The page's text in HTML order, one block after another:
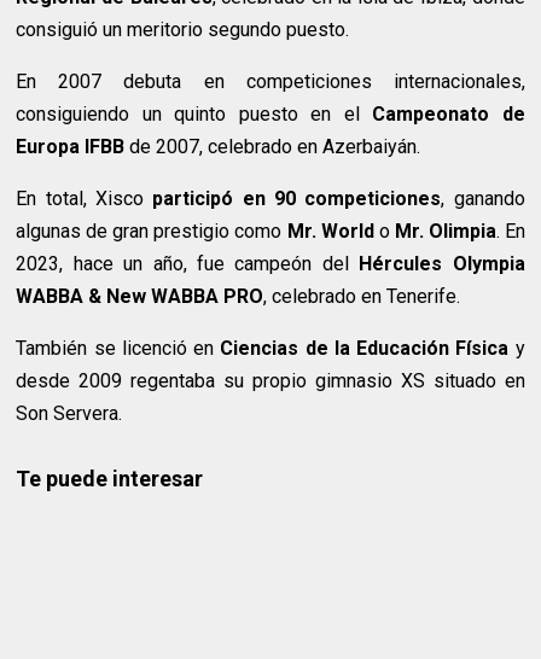
consiguió un meritorio segundo puesto.
En 2007 debuta en competiciones internacionales,
consiguiendo un quinto puesto en el Campeonato de
Europa IFBB de 2007, celebrado en Azerbaiyán.
En total, Xisco participó en 90 competiciones, ganando
algunas de gran prestigio como Mr. World o Mr. Olimpia. En
2023, hace un año, fue campeón del
Hércules Olympia
WABBA & New WABBA PRO, celebrado en Tenerife.
También se licenció en Ciencias de la Educación Física y
desde 2009 regentaba su propio gimnasio XS situado en
Son Servera.
Te puede interesar